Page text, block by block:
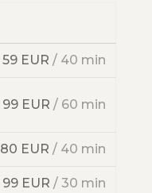
59 EUR / 40 min
99 EUR / 60 min
80 EUR / 40 min
99 EUR / 30 min